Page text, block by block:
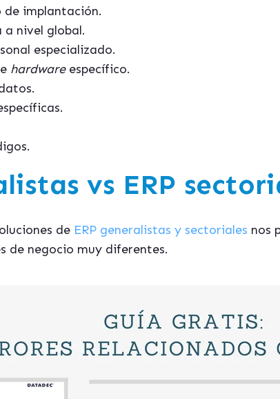
de implantación.
a nivel global.
especializado.
hardwareespecífico.
vs ERP
de ERP generalistas y sectoriales nos
de negocio muy diferentes.